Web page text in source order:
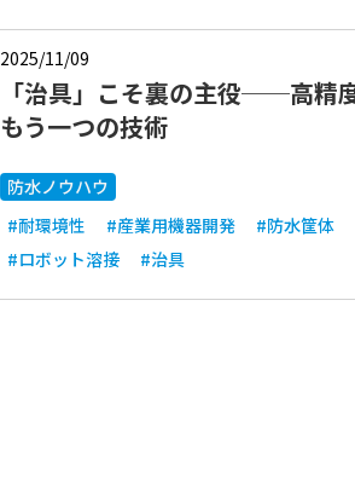
2025/11/09
「治具」こそ裏の主役──高精
もう一つの技術
防水ノウハウ
#耐環境性
#産業用機器開発 #防水筐体
#ロボット溶接
#治具